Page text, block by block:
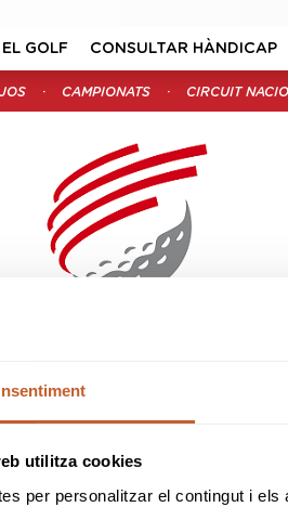
utilitza cookies
per personalitzar el contingut i
GOLF CONSULTAR HÀNDICAP
CAMPIONATS CIRCUIT